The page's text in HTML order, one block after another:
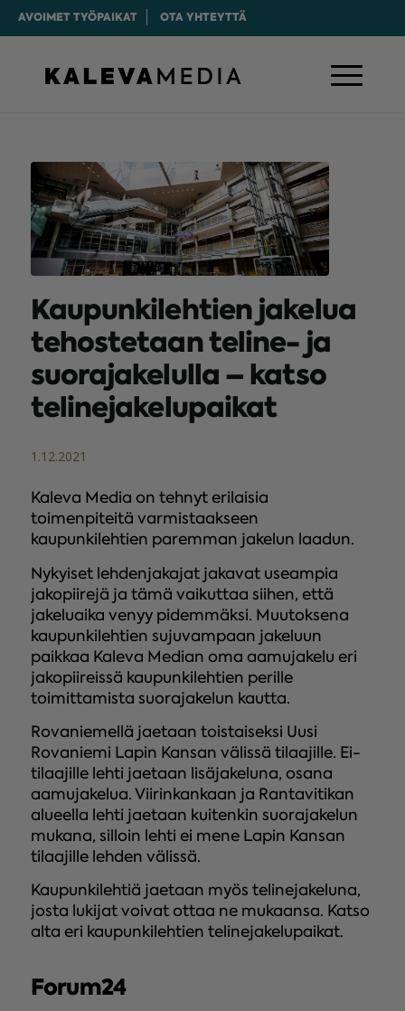
AVOIMET TYÖPAIKAT OTA YHTEYTTÄ
Kaupunkilehtien jakelua
tehostetaan teline- ja
suorajakelulla – katso
telinejakelupaikat
1.12.2021
Kaleva Media on tehnyt erilaisia
toimenpiteitä varmistaakseen
kaupunkilehtien paremman jakelun laadun.
Nykyiset lehdenjakajat jakavat useampia
jakopiirejä ja tämä vaikuttaa siihen, että
jakeluaika venyy pidemmäksi. Muutoksena
kaupunkilehtien sujuvampaan jakeluun
paikkaa Kaleva Median oma aamujakelu eri
jakopiireissä kaupunkilehtien perille
toimittamista suorajakelun kautta.
Rovaniemellä jaetaan toistaiseksi Uusi
Rovaniemi Lapin Kansan välissä tilaajille. Ei-
tilaajille lehti jaetaan lisäjakeluna, osana
aamujakelua. Viirinkankaan ja Rantavitikan
alueella lehti jaetaan kuitenkin suorajakelun
mukana, silloin lehti ei mene Lapin Kansan
tilaajille lehden välissä.
Kaupunkilehtiä jaetaan myös telinejakeluna,
josta lukijat voivat ottaa ne mukaansa. Katso
alta eri kaupunkilehtien telinejakelupaikat.
Forum24